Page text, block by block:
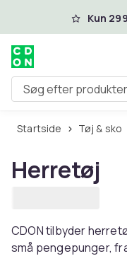
Spring til Kun
Søg efter produkter
Startside Tøj & sko
Herretøj
CDON tilbyder
små pengepunger,